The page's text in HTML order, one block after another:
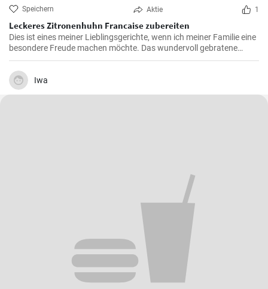
Speichern Aktie 1
Leckeres Zitronenhuhn Francaise zubereiten
Dies ist eines meiner Lieblingsgerichte, wenn ich meiner Familie eine
besondere Freude machen möchte. Das wundervoll gebratene
Hähnchen, mariniert in cremigem Eierteig und überzogen mit einer
zitronigen Sauce, ist immer wieder beeindruckend. Glauben Sie mir,
wenn Sie dieses schmackhafte Chicken Francaise einmal probiert
haben, werden Sie es in Ihre Liste der Lieblingsrezepte aufnehmen.
Iwa